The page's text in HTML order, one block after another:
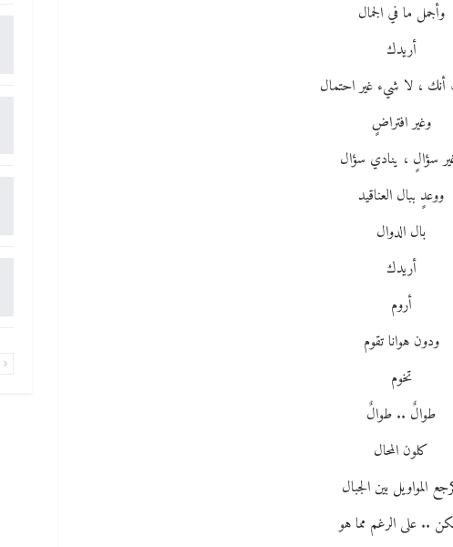
وأجمل ما في الجمال
أريدك
، لا شيء غير احتمال
وغير افتراضٍ
سؤالٍ ، ينادي سؤال
ووعدٍ ببال العناقيد
بال الدوال
أريدك
أروم
ودون هوانا تقوم
تخوم
طوالٌ .. طوالٌ
كلون المحال
المواويل بين الجبال
.. على الرغم مما هو